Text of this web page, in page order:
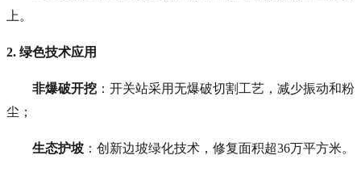
上。
2. 绿色技术应用
非爆破开挖 ：开关站采用无爆破切割工艺，减少振动和粉
尘；
生态护坡 ：创新边坡绿化技术，修复面积超36万平方米。